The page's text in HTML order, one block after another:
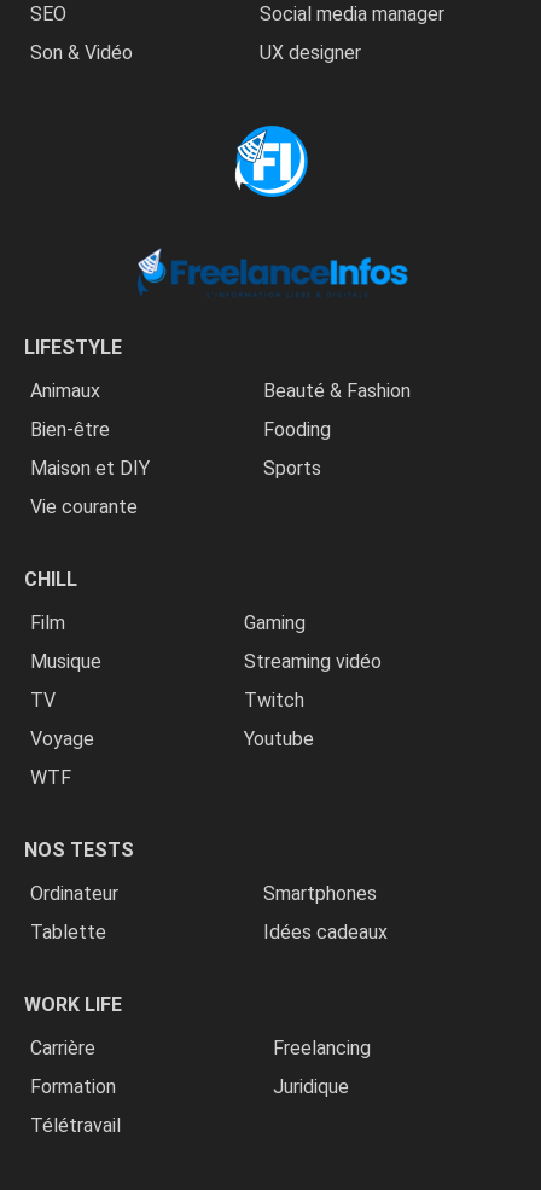
SEO
Social media manager
Son & Vidéo
UX designer
LIFESTYLE
Animaux
Beauté & Fashion
Bien-être
Fooding
Maison et DIY
Sports
Vie courante
CHILL
Film
Gaming
Musique
Streaming vidéo
TV
Twitch
Voyage
Youtube
WTF
NOS TESTS
Ordinateur
Smartphones
Tablette
Idées cadeaux
WORK LIFE
Carrière
Freelancing
Formation
Juridique
Télétravail